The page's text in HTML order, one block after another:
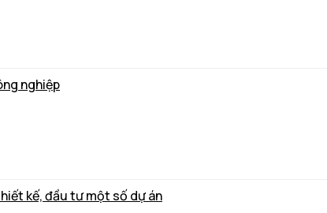
nghiệp
kế, đầu tư một số dự án